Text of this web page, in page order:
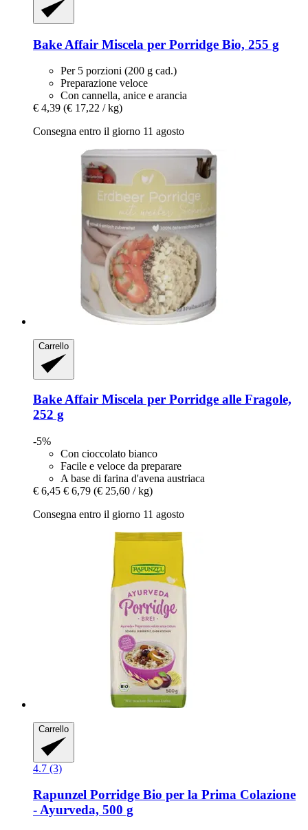
Bake Affair Miscela per Porridge Bio, 255 g
Per 5 porzioni (200 g cad.)
Preparazione veloce
Con cannella, anice e arancia
€ 4,39 (€ 17,22 / kg)
Consegna entro il giorno 11 agosto
Carrello
Bake Affair Miscela per Porridge alle Fragole,
252 g
-5%
Con cioccolato bianco
Facile e veloce da preparare
A base di farina d'avena austriaca
€ 6,45 € 6,79 (€ 25,60 / kg)
Consegna entro il giorno 11 agosto
Carrello
4.7 (3)
Rapunzel Porridge Bio per la Prima Colazione
-​ Ayurveda, 500 g